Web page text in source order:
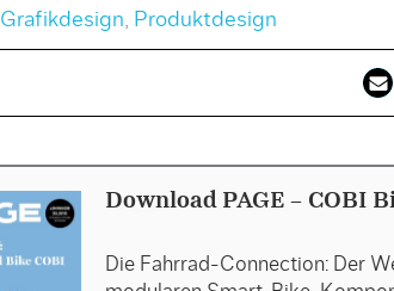
Grafikdesign Produktdesign
Download PAGE - COBI
Die Fahrrad-Connection: Der